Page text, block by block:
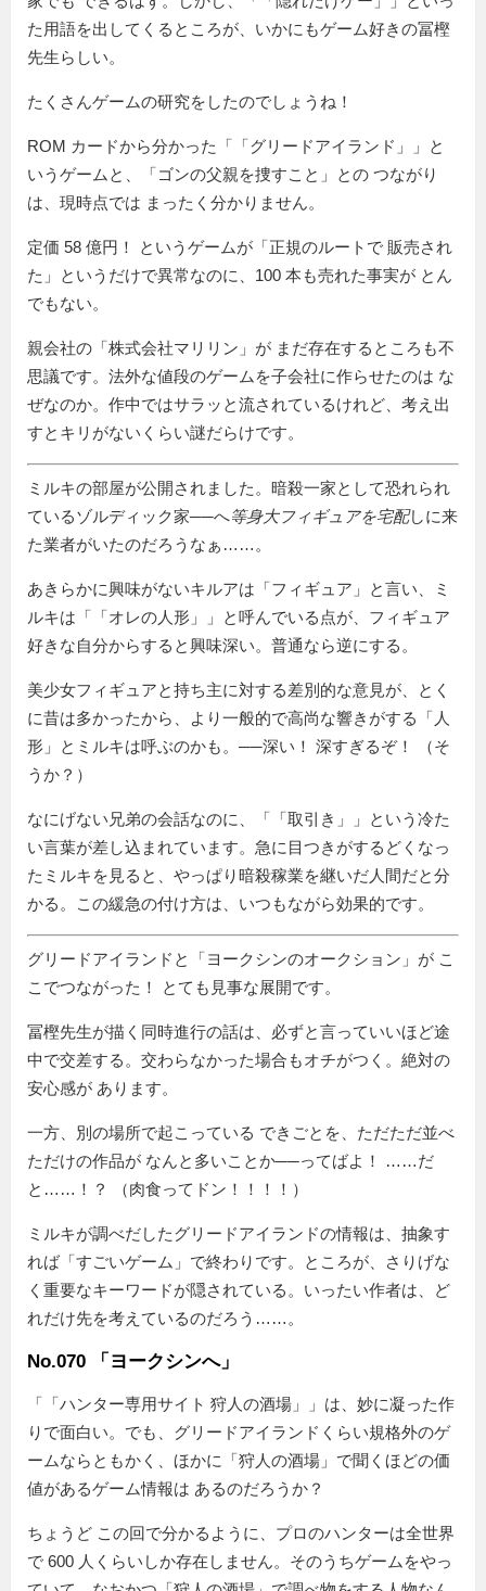
た用語を出してくるところが、いかにもゲーム好きの冨樫
先生らしい。
たくさんゲームの研究をしたのでしょうね！
ROM カードから分かった「 グリードアイランド
」と
いうゲームと、「ゴンの父親を捜すこと」との つながり
は、現時点では まったく分かりません。
定価 58 億円！ というゲームが
正規のルートで 販売され
た
というだけで異常なのに、100 本も売れた事実が とん
でもない。
親会社の 株式会社マリリン
が まだ存在するところも不
思議です。法外な値段のゲームを子会社に作らせたのは な
ぜなのか。作中ではサラッと流されているけれど、考え出
すとキリがないくらい謎だらけです。
ミルキの部屋が公開されました。暗殺一家として恐れられ
ているゾルディック家──へ等身大フィギュアを宅配しに来
た業者がいたのだろうなぁ……。
あきらかに興味がないキルアは「フィギュア」と言い、ミ
ルキは「
オレの人形
」と呼んでいる点が、フィギュア
好きな自分からすると興味深い。普通なら逆にする。
美少女フィギュアと持ち主に対する差別的な意見が、とく
に昔は多かったから、より一般的で高尚な響きがする「人
形」とミルキは呼ぶのかも。──深い！ 深すぎるぞ！ （そ
うか？）
なにげない兄弟の会話なのに、「 取引き
」という冷た
い言葉が差し込まれています。急に目つきがするどくなっ
たミルキを見ると、やっぱり暗殺稼業を継いだ人間だと分
かる。この緩急の付け方は、いつもながら効果的です。
グリードアイランドと ヨークシンのオークション
が こ
こでつながった！ とても見事な展開です。
冨樫先生が描く同時進行の話は、必ずと言っていいほど途
中で交差する。交わらなかった場合もオチがつく。絶対の
安心感が あります。
一方、別の場所で起こっている できごとを、ただただ並べ
ただけの作品が なんと多いことか──ってばよ！ ……だ
と……！？ （肉食ってドン！！！！）
ミルキが調べだしたグリードアイランドの情報は、抽象す
れば「すごいゲーム」で終わりです。ところが、さりげな
く重要なキーワードが隠されている。いったい作者は、ど
れだけ先を考えているのだろう……。
No.070 「ヨークシンへ」
「 ハンター専用サイト 狩人の酒場
」は、妙に凝った作
りで面白い。でも、グリードアイランドくらい規格外のゲ
ームならともかく、ほかに「狩人の酒場」で聞くほどの価
値があるゲーム情報は あるのだろうか？
ちょうど この回で分かるように、プロのハンターは全世界
で 600 人くらいしか存在しません。そのうちゲームをやっ